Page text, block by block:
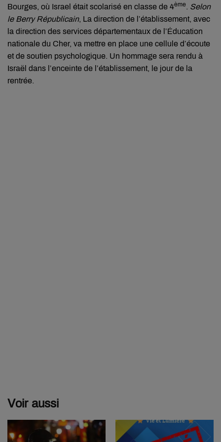
Bourges, où Israel était scolarisé en classe de 4ème. Selon
le Berry Républicain, La direction de l’établissement, avec
la direction des services départementaux de l’Éducation
nationale du Cher, va mettre en place une cellule d’écoute
et de soutien psychologique. Un hommage sera rendu à
Israël dans l’enceinte de l’établissement, le jour de la
rentrée.
Voir aussi